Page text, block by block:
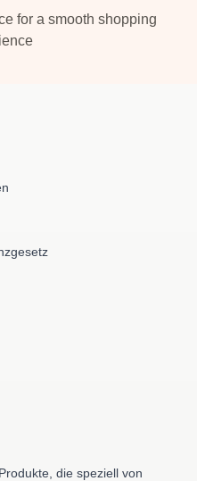
for a smooth shopping
die speziell von